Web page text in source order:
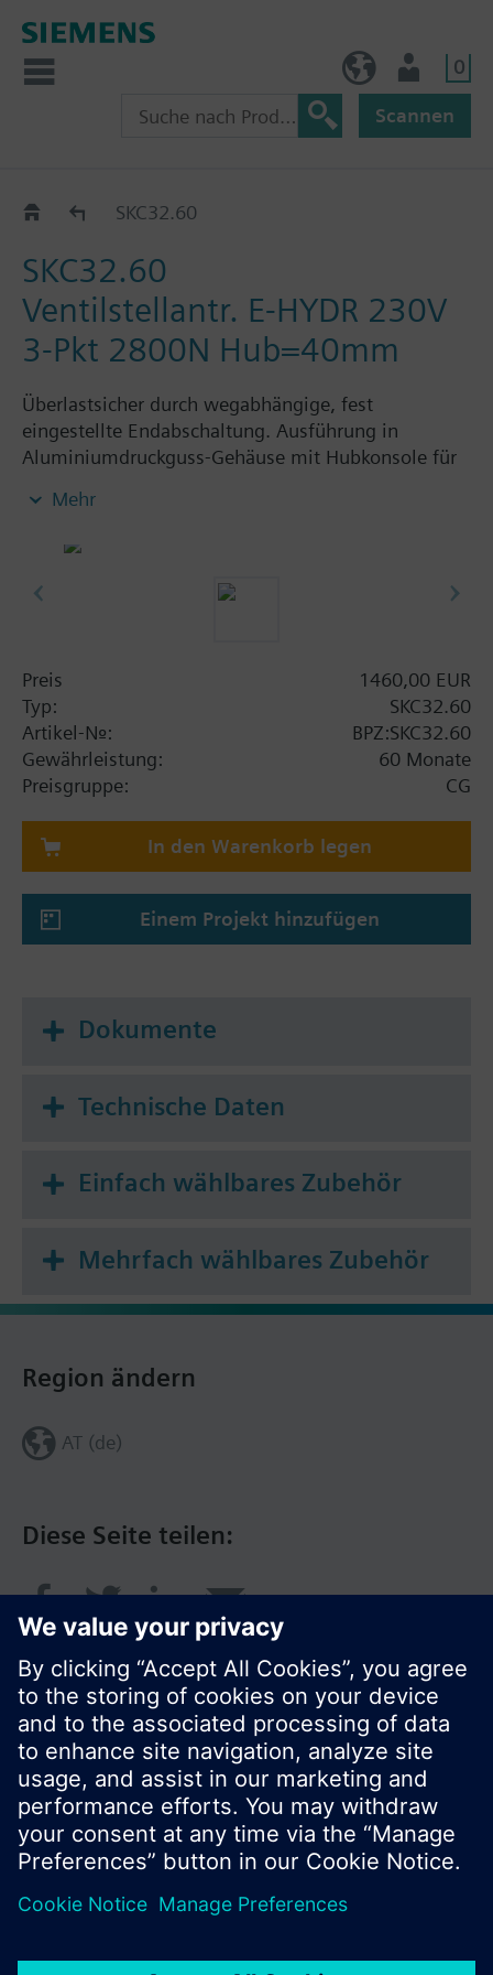
0
Scannen
SKC32../SKC82..
SKC32.60
SKC32.60
Ventilstellantr. E-HYDR 230V
3-Pkt 2800N Hub=40mm
Überlastsicher durch wegabhängige, fest
eingestellte Endabschaltung. Ausführung in
Aluminiumdruckguss-Gehäuse mit Hubkonsole für
Hilfsschalter oder ein Potentiometer. Mit
Weitere Informationen
Mehr
Preis
1460,00 EUR
Typ:
SKC32.60
Artikel-Nr.:
BPZ:SKC32.60
Gewährleistung:
60 Monate
Preisgruppe:
CG
In den Warenkorb legen
Einem Projekt hinzufügen
Dokumente
Technische Daten
Einfach wählbares Zubehör
Mehrfach wählbares Zubehör
Diese Seite teilen:
Region ändern
AT (de)
© Siemens Schweiz AG 2016
Produktangebot und Preise können pro Land